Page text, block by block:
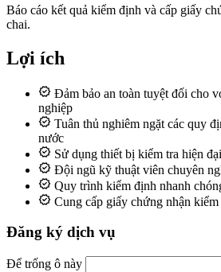
Báo cáo kết quả kiểm định và cấp giấy
chai.
Lợi ích
Đảm bảo an toàn tuyệt đối cho
nghiệp
Tuân thủ nghiêm ngặt các quy
nước
Sử dụng thiết bị kiểm tra hiện
Đội ngũ kỹ thuật viên chuyên
Quy trình kiểm định nhanh
Cung cấp giấy chứng nhận
Đăng ký dịch vụ
Để trống ô này